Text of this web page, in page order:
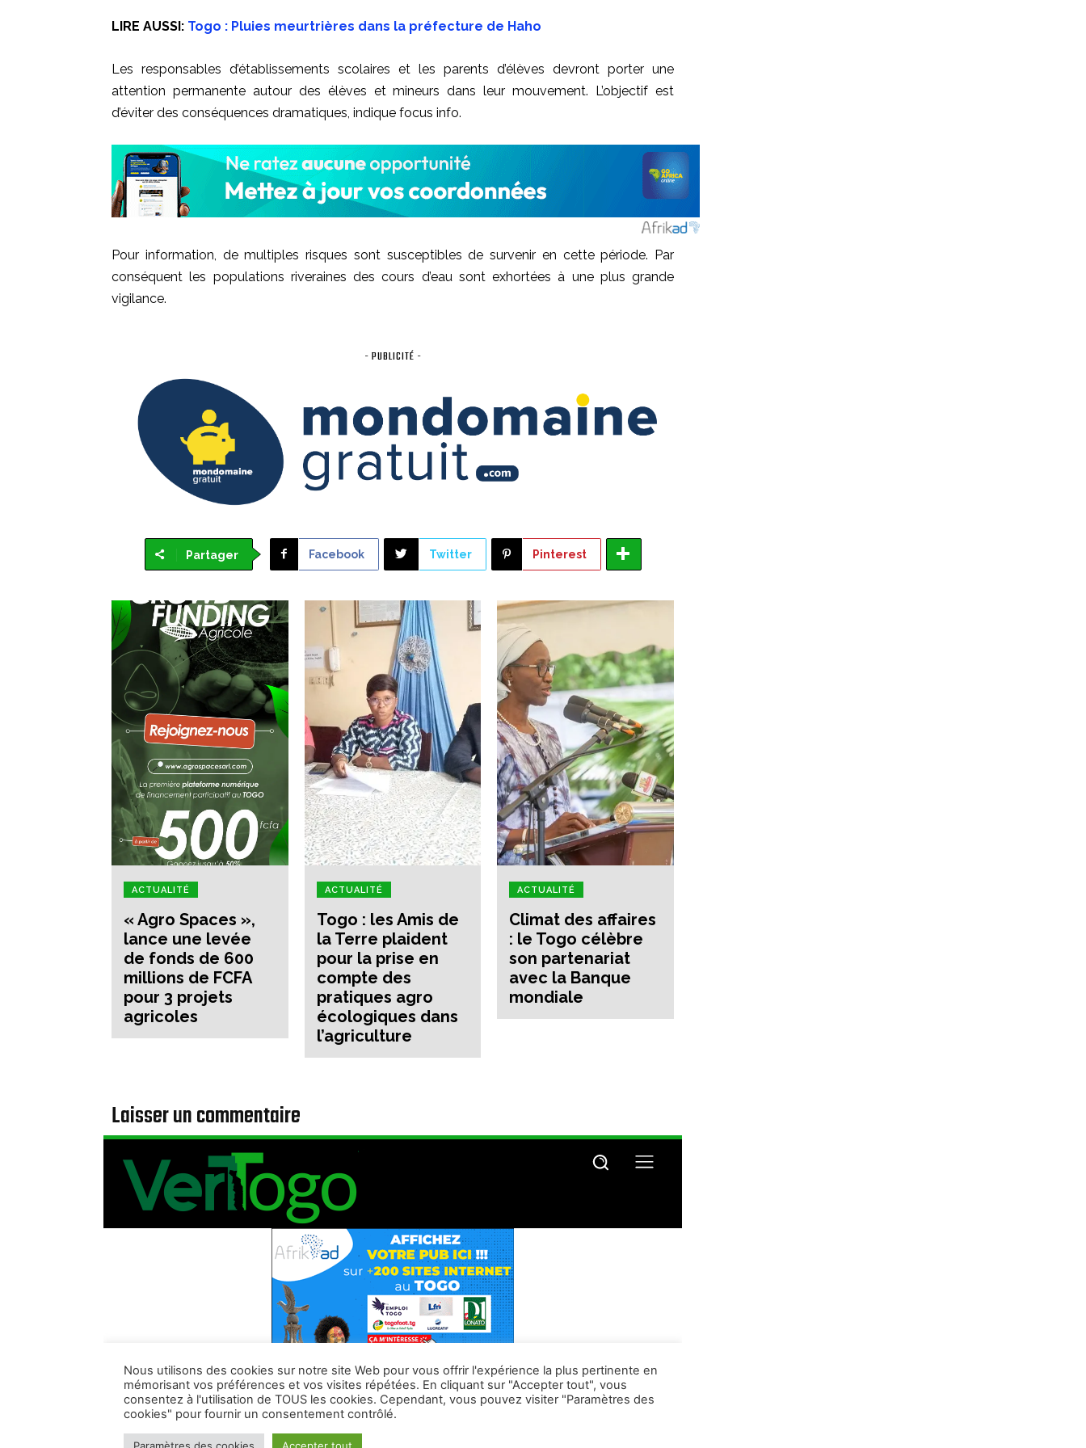
LIRE AUSSI: Togo : Pluies meurtrières dans la préfecture de Haho
Les responsables d’établissements scolaires et les parents d’élèves devront porter une
attention permanente autour des élèves et mineurs dans leur mouvement. L’objectif est
d’éviter des conséquences dramatiques, indique focus info.
Pour information, de multiples risques sont susceptibles de survenir en cette période. Par
conséquent les populations riveraines des cours d’eau sont exhortées à une plus grande
vigilance.
- PUBLICITÉ -
Partager Facebook Twitter Pinterest
ACTUALITÉ
« Agro Spaces »,
lance une levée
de fonds de 600
millions de FCFA
pour 3 projets
agricoles
ACTUALITÉ
Togo : les Amis de
la Terre plaident
pour la prise en
compte des
pratiques agro
écologiques dans
l’agriculture
ACTUALITÉ
Climat des affaires
: le Togo célèbre
son partenariat
avec la Banque
mondiale
Laisser un commentaire